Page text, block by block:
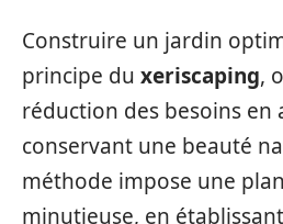
Construire un jardin
principe du xeriscaping,
réduction des besoins en
conservant une beauté
méthode impose une
minutieuse, en